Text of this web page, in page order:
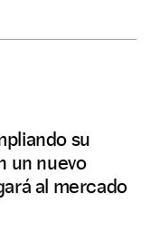
su
un nuevo
al mercado